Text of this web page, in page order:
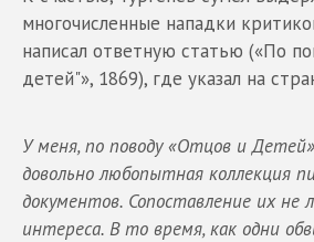
многочисленные нападки
написал ответную статью («По
детей"», 1869), где указал на
У меня, по поводу «Отцов и
довольно любопытная коллекция
документов. Сопоставление их не
интереса. В то время, как одни